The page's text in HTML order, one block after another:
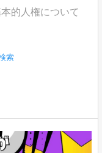
的人権について
索